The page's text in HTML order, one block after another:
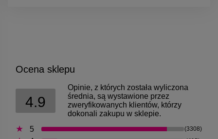
Ocena sklepu
4.9
Opinie, z których została wyliczona
średnia, są wystawione przez
zweryfikowanych klientów, którzy
dokonali zakupu w sklepie.
5
(3308)